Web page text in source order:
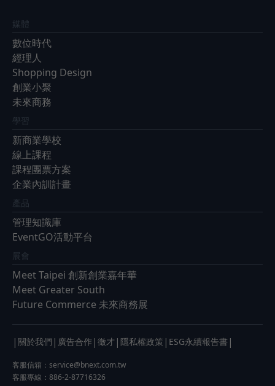
媒體
數位時代
經理人
Shopping Design
創業小聚
未來商務
學習
新商業學校
線上課程
課程團票方案
企業內訓計畫
產品
管理知識庫
EventGO活動平台
展會
Meet Taipei 創新創業嘉年華
Meet Greater South
Future Commerce 未來商務展
| 關於我們 | 廣告合作 | 徵才 | 隱私權政策 | ESG永續報告書 |
客服信箱： service@bnext.com.tw
客服專線：886-2-87716326